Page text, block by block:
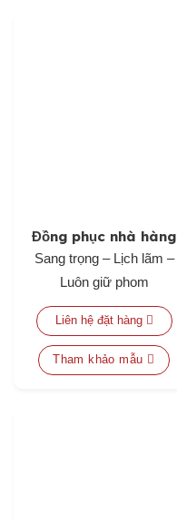
Đồng phục nhà hàng
Sang trọng – Lịch lãm –
Luôn giữ phom
Liên hệ đặt hàng
Tham khảo mẫu